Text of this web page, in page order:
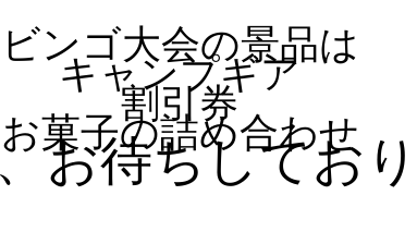
ビンゴ大会の景品は
キャンプギア
割引券
お菓子の詰め合わせ
お待ちしており